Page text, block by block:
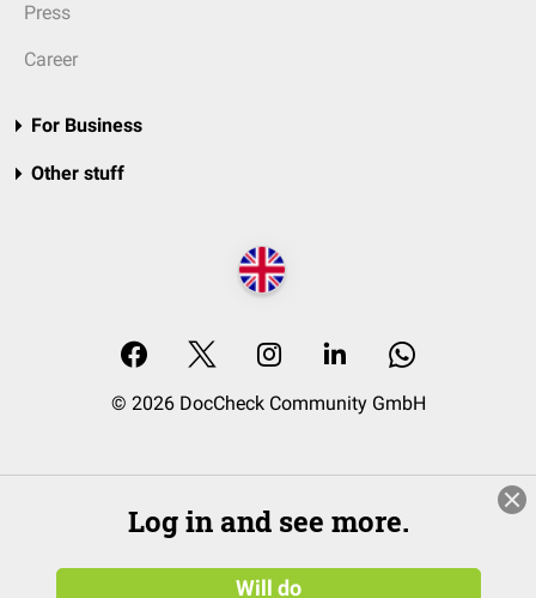
Press
Career
For Business
Other stuff
© 2026 DocCheck Community GmbH
Log in and see more.
Will do